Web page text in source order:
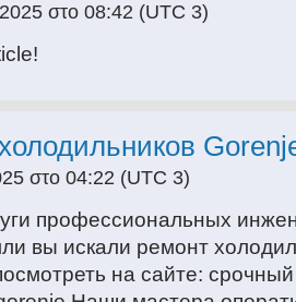
στο 08:42 (UTC 3)
στο 04:22 (UTC 3)
профессиональных
вы искали ремонт
на сайте: